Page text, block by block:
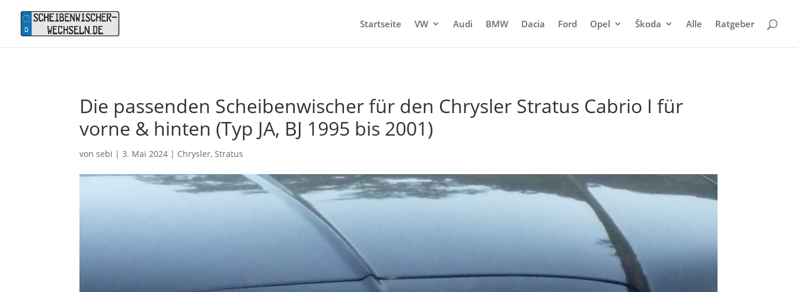
Startseite VW Audi BMW Dacia Ford Opel Škoda Alle Ratgeber
Die passenden Scheibenwischer für den Chrysler Stratus Cabrio I für
vorne & hinten (Typ JA, BJ 1995 bis 2001)
vonsebi |3. Mai 2024 | Chrysler, Stratus